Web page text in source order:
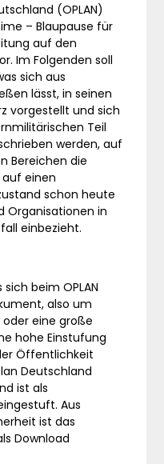
(OPLAN)
– Blaupause für
auf den
Im Folgenden soll
sich aus
lässt, in seinen
vorgestellt und sich
Teil
werden, auf
Bereichen die
einen
schon heute
Organisationen in
einbezieht.
beim OPLAN
also um
eine große
hohe Einstufung
Öffentlichkeit
Deutschland
ist als
Aus
ist das
Download